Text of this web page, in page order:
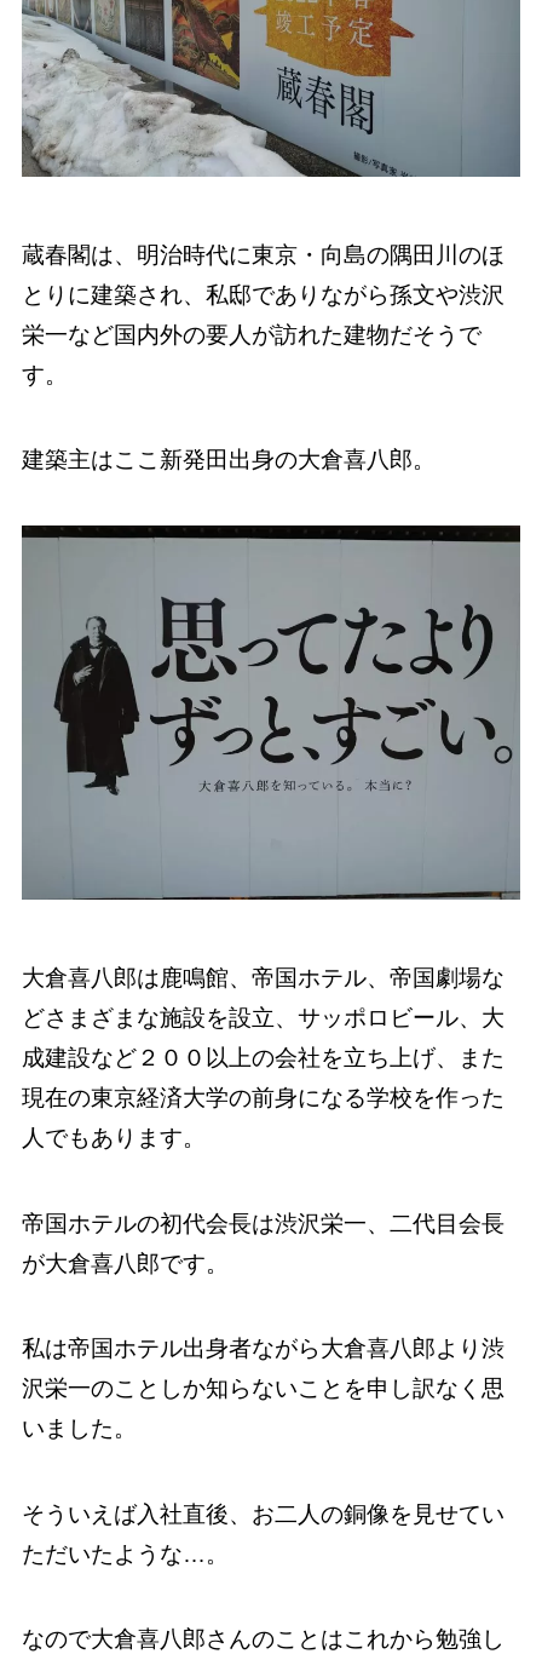
蔵春閣は、明治時代に東京・向島の隅田川のほ
とりに建築され、私邸でありながら孫文や渋沢
栄一など国内外の要人が訪れた建物だそうで
す。
建築主はここ新発田出身の大倉喜八郎。
大倉喜八郎は鹿鳴館、帝国ホテル、帝国劇場な
どさまざまな施設を設立、サッポロビール、大
成建設など２００以上の会社を立ち上げ、また
現在の東京経済大学の前身になる学校を作った
人でもあります。
帝国ホテルの初代会長は渋沢栄一、二代目会長
が大倉喜八郎です。
私は帝国ホテル出身者ながら大倉喜八郎より渋
沢栄一のことしか知らないことを申し訳なく思
いました。
そういえば入社直後、お二人の銅像を見せてい
ただいたような…。
なので大倉喜八郎さんのことはこれから勉強し